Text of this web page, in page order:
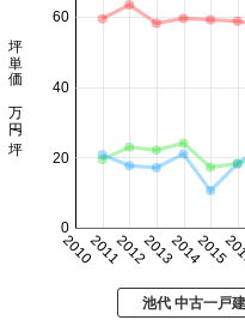
201020112012201320142015
0
20
40
60
坪単価 万円/坪
池代 中古一戸